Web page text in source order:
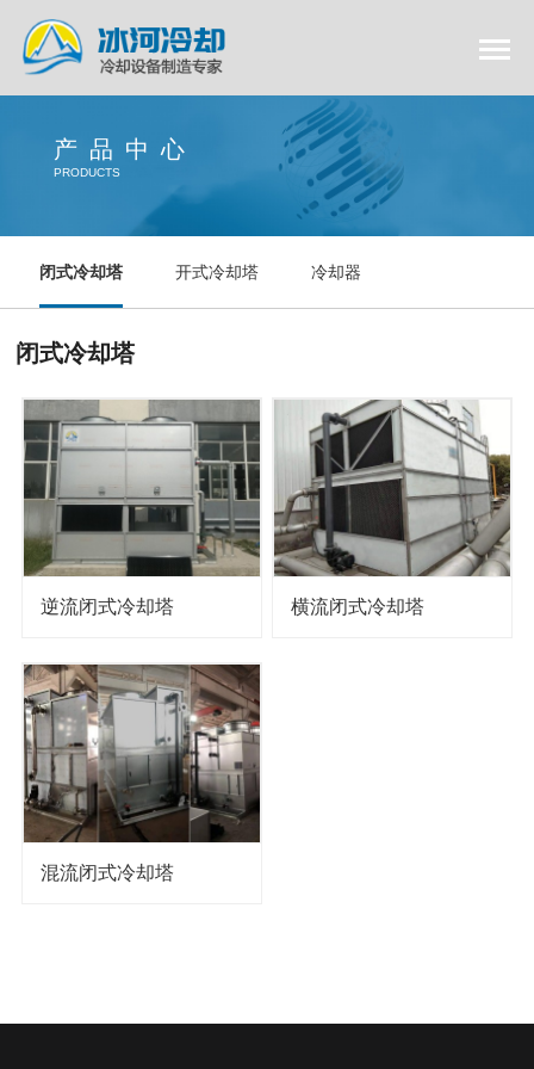
产品中心
PRODUCTS
闭式冷却塔 开式冷却塔 冷却器
闭式冷却塔
逆流闭式冷却塔 横流闭式冷却塔
混流闭式冷却塔